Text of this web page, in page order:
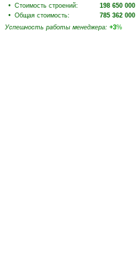
• Стоимость строений: 198 650 000
• Общая стоимость: 785 362 000
Успешность работы менеджера: +3%